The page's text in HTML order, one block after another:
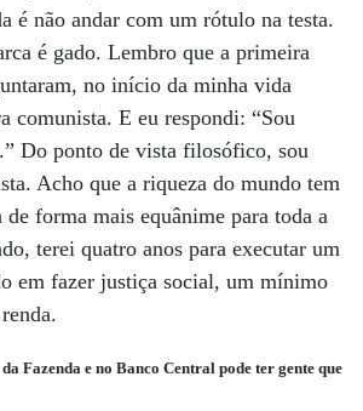
é não andar com um rótulo na testa.
é gado. Lembro que a primeira
no início da minha vida
comunista. E eu respondi: “Sou
Do ponto de vista filosófico, sou
Acho que a riqueza do mundo tem
forma mais equânime para toda a
terei quatro anos para executar um
em fazer justiça social, um mínimo
Fazenda e no Banco Central pode ter gente que